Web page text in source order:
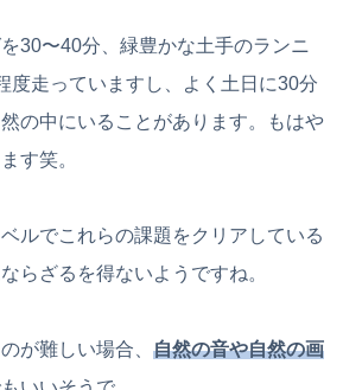
30〜40分、緑豊かな土手のランニ
度走っていますし、よく土日に30分
の中にいることがあります。もはや
す笑。
ルでこれらの課題をクリアしている
らざるを得ないようですね。
が難しい場合、 自然の音や自然の画